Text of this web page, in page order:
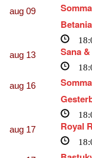
aug 09
aug 13 Sana
aug 16
aug 17 Royal